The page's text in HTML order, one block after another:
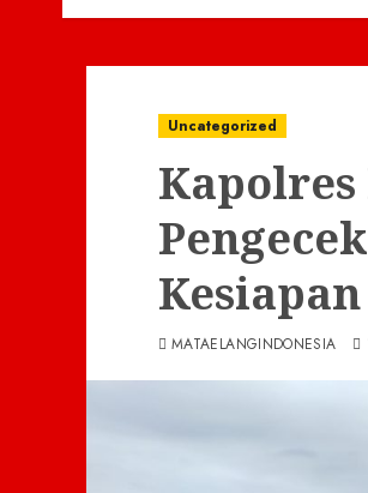
Uncategorized
MATAELANGINDONESIA